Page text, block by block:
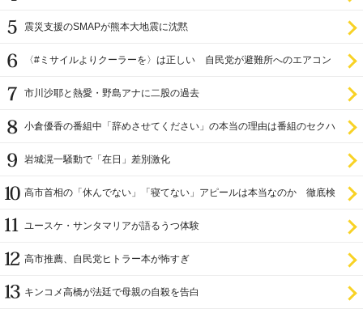
震災支援のSMAPが熊本大地震に沈黙
〈#ミサイルよりクーラーを〉は正しい 自民党が避難所へのエアコン
市川沙耶と熱愛・野島アナに二股の過去
小倉優香の番組中「辞めさせてください」の本当の理由は番組のセクハ
岩城滉一騒動で「在日」差別激化
高市首相の「休んでない」「寝てない」アピールは本当なのか 徹底検
ユースケ・サンタマリアが語るうつ体験
高市推薦、自民党ヒトラー本が怖すぎ
キンコメ高橋が法廷で母親の自殺を告白